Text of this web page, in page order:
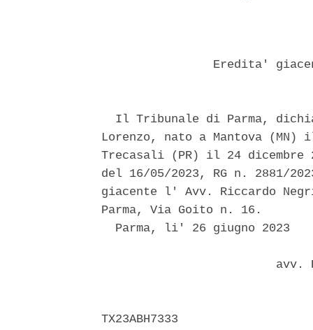
Eredita'
Il Tribunale di Parma,
Lorenzo, nato a Mantova
Trecasali (PR) il 24 dicembre
del 16/05/2023, RG n. 2881/
giacente l' Avv. Riccardo
Parma, Via Goito n. 16.
  Parma, li' 26 giugno 2023